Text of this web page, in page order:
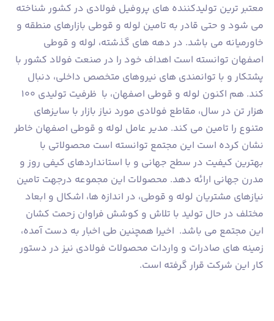
معتبر ترین تولیدکننده های پروفیل فولادی در کشور شناخته
می شود و حتی قادر به تامین لوله و قوطی بازارهای منطقه و
خاورمیانه می باشد. در دهه های گذشته، لوله و قوطی
اصفهان توانسته است اهداف خود را در صنعت فولاد کشور با
پشتکار و با توانمندی های نیروهای متخصص داخلی، دنبال
کند. هم اکنون لوله و قوطی اصفهان، با ظرفیت تولیدی ۱۰۰
هزار تن در سال، مقاطع فولادی مورد نیاز بازار با سایزهای
متنوع را تامین می کند. مدیر عامل لوله و قوطی اصفهان خاطر
نشان کرده است این مجتمع توانسته است محصولاتی با
بهترین کیفیت در سطح جهانی و با استانداردهای کیفی روز و
مدرن جهانی ارائه دهد. محصولات این مجموعه درجهت تامین
نیازهای مشتریان لوله و قوطی، در اندازه ها، اشکال و ابعاد
مختلف در حال تولید با تلاش و کوشش فراوان زحمت کشان
این مجتمع می باشد. اخیرا همچنین طی اخبار به دست آمده،
زمینه های صادرات و واردات محصولات فولادی نیز در دستور
کار این شرکت قرار گرفته است.